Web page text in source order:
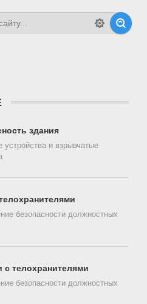
здания
устройства и взрывчатые
безопасности должностных
с телохранителями
безопасности должностных